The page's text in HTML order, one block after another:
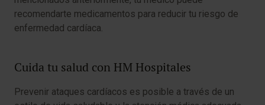
recomendarte medicamentos para reducir tu riesgo de
enfermedad cardíaca.
Cuida tu salud con HM Hospitales
Prevenir ataques cardíacos es posible a través de un